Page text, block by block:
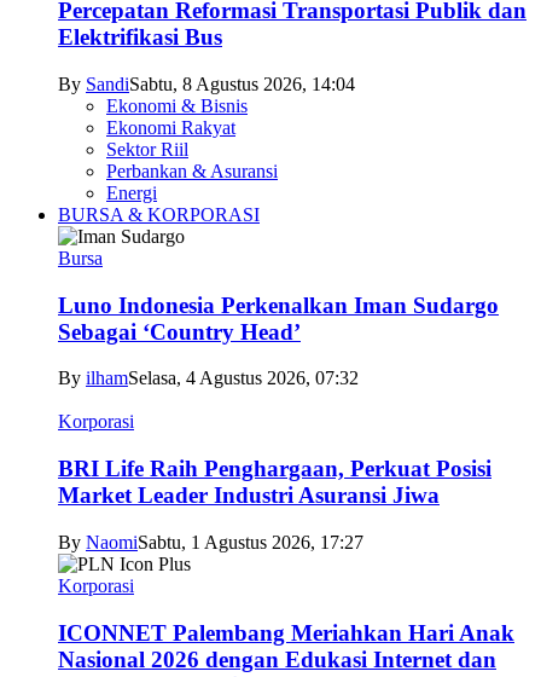
Percepatan Reformasi Transportasi Publik dan
Elektrifikasi Bus
By SandiSabtu, 8 Agustus 2026, 14:04
Ekonomi & Bisnis
Ekonomi Rakyat
Sektor Riil
Perbankan & Asuransi
Energi
BURSA & KORPORASI
Bursa
Luno Indonesia Perkenalkan Iman Sudargo
Sebagai ‘Country Head’
By ilhamSelasa, 4 Agustus 2026, 07:32
Korporasi
BRI Life Raih Penghargaan, Perkuat Posisi
Market Leader Industri Asuransi Jiwa
By NaomiSabtu, 1 Agustus 2026, 17:27
Korporasi
ICONNET Palembang Meriahkan Hari Anak
Nasional 2026 dengan Edukasi Internet dan